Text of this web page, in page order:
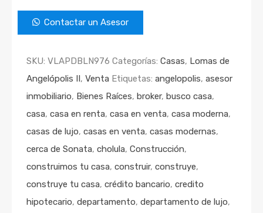
Contactar un Asesor
SKU: VLAPDBLN976 Categorías: Casas, Lomas de
Angelópolis II , Venta Etiquetas: angelopolis, asesor
inmobiliario, Bienes Raíces, broker, busco casa,
casa, casa en renta, casa en venta, casa moderna,
casas de lujo, casas en venta, casas modernas,
cerca de Sonata, cholula, Construcción,
construimos tu casa, construir, construye,
construye tu casa, crédito bancario, credito
hipotecario, departamento, departamento de lujo,